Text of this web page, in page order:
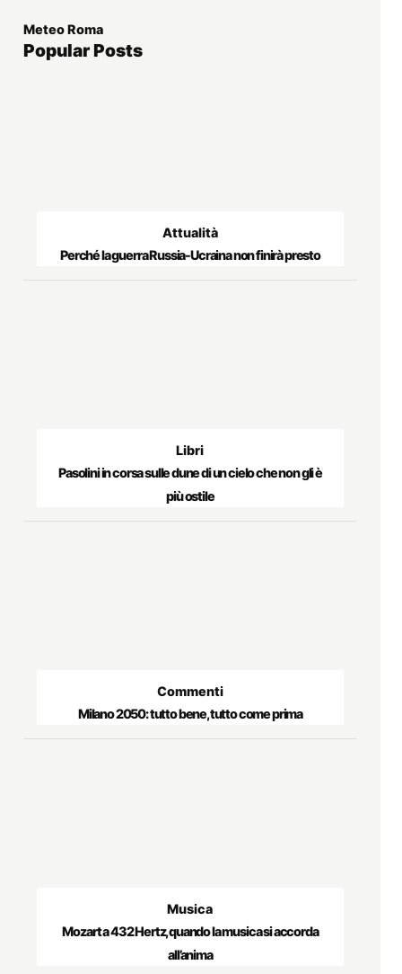
Meteo Roma
Popular Posts
Attualità
Perché la guerra Russia-Ucraina non finirà presto
Libri
Pasolini in corsa sulle dune di un cielo che non gli è
più ostile
Commenti
Milano 2050: tutto bene, tutto come prima
Musica
Mozart a 432 Hertz, quando la musica si accorda
all’anima